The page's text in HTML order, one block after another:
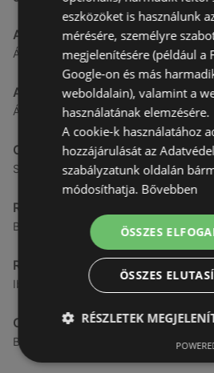
Aldi
Ágfalvi út 4/A., 9400 Sopron
ALDI
Ágfalvi út 4/a, 9400 Sopron
CBA
Somfalvi u. 14., 9400 Sopron
Reál
Besenyő u. 16., 9400 Sopron
Reál
Ibolya út 15., 9400 Sopron
CBA
Bánfalvi u. 14, 9400 Sopron
eszközöket is használunk
mérésére, személyre
megjelenítésére (például a
Google-on és más
weboldalain), valamint a
használatának elemzésére.
A cookie-k használatához
hozzájárulását az
szabályzatunk oldalán
módosíthatja. Bővebben
ÖSSZES
ÖSSZES
RÉSZLETEK